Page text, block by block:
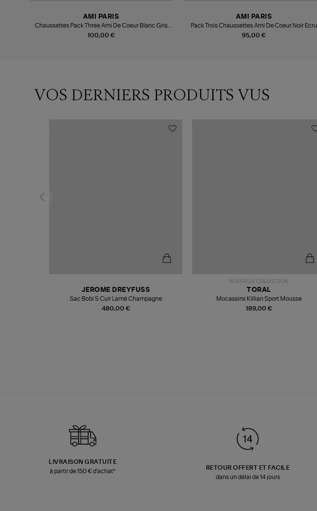
100,00 €
AMI PARIS
Chaussettes Pack Three Ami De Coeur Blanc Gris
Noir
95,00 €
AMI PARIS
Pack Trois Chaussettes Ami De Coeur Noir Ecru
VOS DERNIERS PRODUITS VUS
480,00 €
JEROME DREYFUSS
Sac Bobi S Cuir Lamé Champagne
NOUVELLE COLLECTION
189,00 €
TORAL
Mocassins Killian Sport Mousse
LIVRAISON GRATUITE
à partir de 150 € d'achat*
RETOUR OFFERT ET FACILE
dans un délai de 14 jours